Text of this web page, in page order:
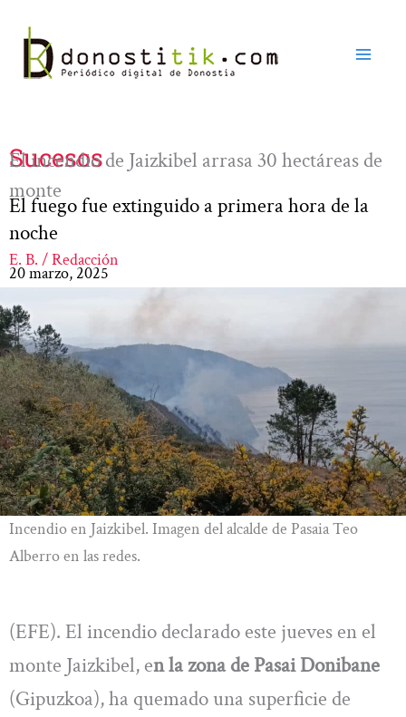
contenido
Sucesos
El incendio de Jaizkibel arrasa 30 hectáreas de
monte
El fuego fue extinguido a primera hora de la
noche
E. B. / Redacción
20 marzo, 2025
Incendio en Jaizkibel. Imagen del alcalde de Pasaia Teo
Alberro en las redes.
(EFE). El incendio declarado este jueves en el
monte Jaizkibel, en la zona de Pasai Donibane
(Gipuzkoa), ha quemado una superficie de